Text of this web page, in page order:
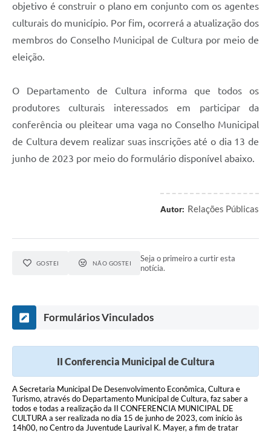
Galeria de Fotos
Audiências Públicas
Arquivos para Download
Carta de Serviços
Galeria de Vídeos
Projetos
Briefing de Ações, Divulgações e Eventos
Solicitação de Remoção: Instituições Escolares
Telefones Úteis
objetivo é construir o plano em conjunto com os agentes
culturais do município. Por fim, ocorrerá a atualização dos
membros do Conselho Municipal de Cultura por meio de
eleição.
O Departamento de Cultura informa que todos os
produtores culturais interessados em participar da
conferência ou pleitear uma vaga no Conselho Municipal
de Cultura devem realizar suas inscrições até o dia 13 de
junho de 2023 por meio do formulário disponível abaixo.
Autor: Relações Públicas
GOSTEI NÃO GOSTEI
Seja o primeiro a curtir esta
notícia.
Formulários Vinculados
II Conferencia Municipal de Cultura
A Secretaria Municipal De Desenvolvimento Econômica, Cultura e
Turismo, através do Departamento Municipal de Cultura, faz saber a
todos e todas a realização da II CONFERENCIA MUNICIPAL DE
CULTURA a ser realizada no dia 15 de junho de 2023, com início às
14h00, no Centro da Juventude Laurival K. Mayer, a fim de tratar